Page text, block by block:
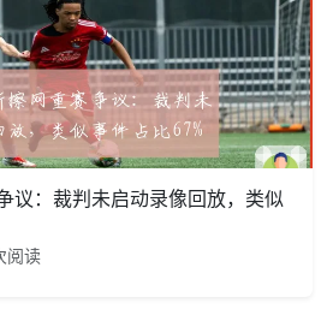
议：裁判未启动录像回放，类似
阅读